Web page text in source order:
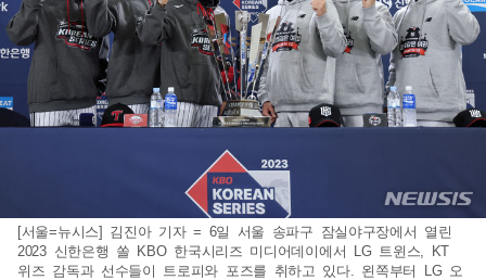
[서울=뉴시스] 김진아 기자 = 6일 서울 송파구 잠실야구장에서 열린
2023 신한은행 쏠 KBO 한국시리즈 미디어데이에서 LG 트윈스, KT
위즈 감독과 선수들이 트로피와 포즈를 취하고 있다. 왼쪽부터 LG 오